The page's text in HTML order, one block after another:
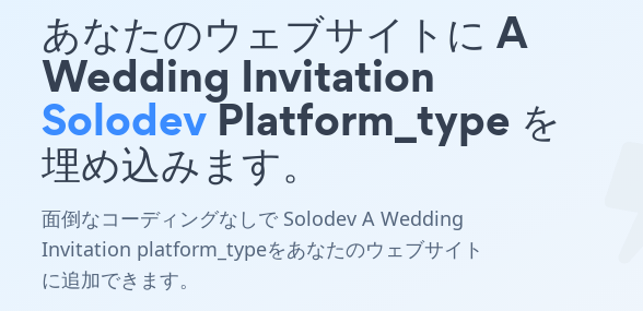
あなたのウェブサイトに A
Wedding Invitation
SolodevPlatform_type を
埋め込みます。
面倒なコーディングなしで Solodev A Wedding
Invitation platform_typeをあなたのウェブサイト
に追加できます。